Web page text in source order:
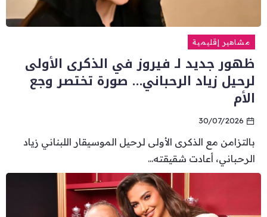
مشاهير إقليمية
ظهور جديد لـ فيروز في الذكرى الأولى
لرحيل زياد الرحباني… صورة تختصر وجع
الأم
30/07/2026
بالتزامن مع الذكرى الأولى لرحيل الموسيقار اللبناني زياد
الرحباني، أعادت شقيقته...